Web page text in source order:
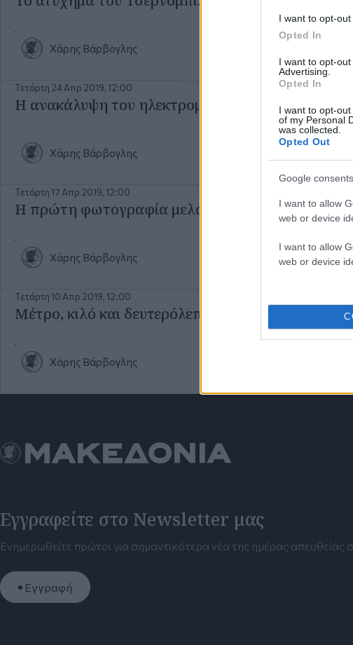
I want to opt-
Opted In
I want to opt-
Advertising.
Opted In
I want to opt-
of my Personal
was collected.
Opted Out
Google consents
I want to allow
web or device
I want to allow
web or device
Χάρης Βάρβογλης
Τετάρτη 24 Απρ 2019, 12:00
Η ανακάλυψη του ηλεκτρομαγνητισμού
Χάρης Βάρβογλης
Τετάρτη 17 Απρ 2019, 12:00
Η πρώτη φωτογραφία μελανής οπής
Χάρης Βάρβογλης
Τετάρτη 10 Απρ 2019, 12:00
Μέτρο, κιλό και δευτερόλεπτο
Χάρης Βάρβογλης
Εγγραφείτε στο Newsletter μας
Ενημερωθείτε πρώτοι για σημαντικότερα νέα της ημέρας απευθείας
Εγγραφή